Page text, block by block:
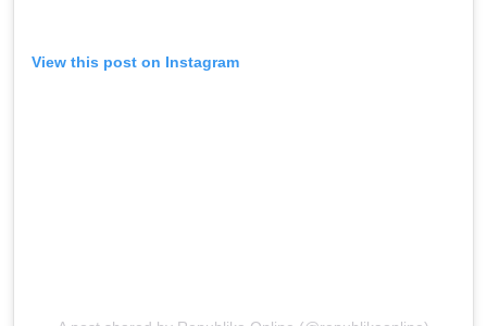
View this post on Instagram